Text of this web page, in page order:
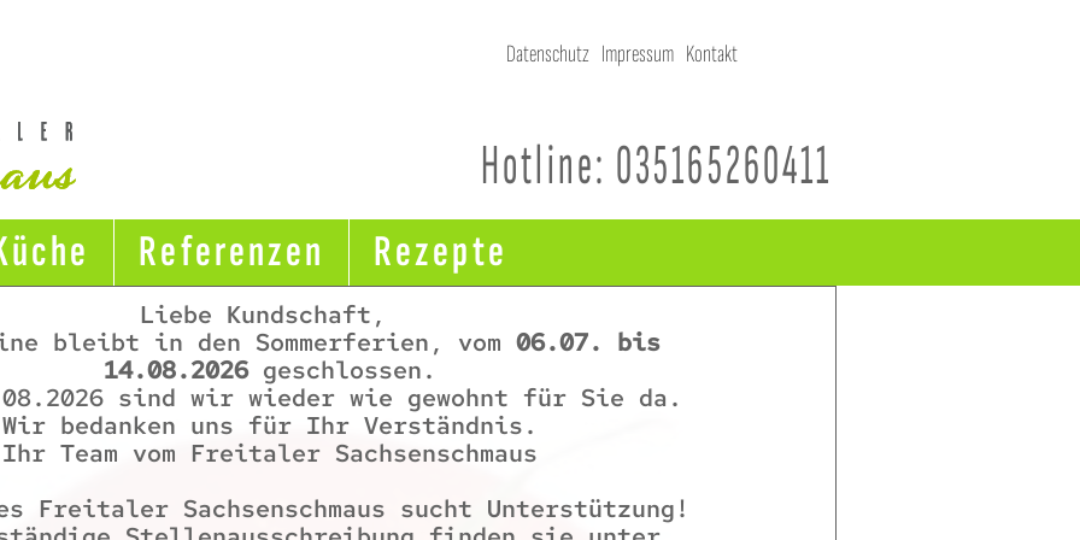
Datenschutz Impressum Kontakt
Hotline: 035165260411
Referenzen Rezepte
Liebe Kundschaft,
bleibt in den Sommerferien, vom 06.07. bis
14.08.2026 geschlossen.
sind wir wieder wie gewohnt für Sie da.
Wir bedanken uns für Ihr Verständnis.
Ihr Team vom Freitaler Sachsenschmaus
Freitaler Sachsenschmaus sucht Unterstützung!